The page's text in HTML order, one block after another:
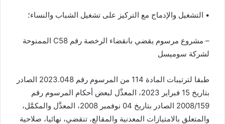
• التشغيل والإدماج مع التركيز على تشغيل الشباب والنساء؛
– مشروع مرسوم يقضي بانقضاء الرخصة رقم C58 الممنوحة
لشركة سوميسل
طبقا لترتيبات المادة 114 من المرسوم رقم 2023.048 الصادر
بتاريخ 15 فبراير 2023، المعدِّل لبعض أحكام المرسوم رقم
2008/159 الصادر بتاريخ 04 نوفمبر 2008، المعدَّل والمكمَّل،
والمتعلق بالامتيازات المعدنية والمقالع، تنقضي، نهائيا، صلاحية